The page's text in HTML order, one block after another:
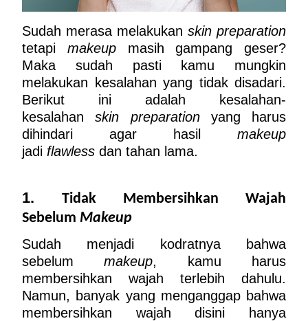
Sudah merasa melakukan skin preparation
tetapi makeup masih gampang geser?
Maka sudah pasti kamu mungkin
melakukan kesalahan yang tidak disadari.
Berikut ini adalah kesalahan-
kesalahan skin preparation yang harus
dihindari agar hasil makeup
jadi flawless dan tahan lama.
1. Tidak Membersihkan Wajah
Sebelum Makeup
Sudah menjadi kodratnya bahwa
sebelum makeup, kamu harus
membersihkan wajah terlebih dahulu.
Namun, banyak yang menganggap bahwa
membersihkan wajah disini hanya